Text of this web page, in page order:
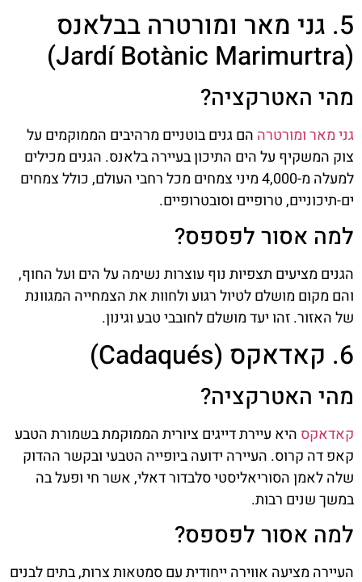
5. גני מאר ומורטרה בבלאנס
(Jardí Botànic Marimurtra)
מהי האטרקציה?
גני מאר ומורטרה הם גנים בוטניים מרהיבים הממוקמים על
צוק המשקיף על הים התיכון בעיירה בלאנס. הגנים מכילים
למעלה מ-4,000 מיני צמחים מכל רחבי העולם, כולל צמחים
ים-תיכוניים, טרופיים וסובטרופיים.
למה אסור לפספס?
הגנים מציעים תצפיות נוף עוצרות נשימה על הים ועל החוף,
והם מקום מושלם לטיול רגוע ולחוות את הצמחייה המגוונת
של האזור. זהו יעד מושלם לחובבי טבע וגינון.
6. קאדאקס (Cadaqués)
מהי האטרקציה?
קאדאקס היא עיירת דייגים ציורית הממוקמת בשמורת הטבע
קאפ דה קרוס. העיירה ידועה ביופייה הטבעי ובקשר ההדוק
שלה לאמן הסוריאליסטי סלבדור דאלי, אשר חי ופעל בה
במשך שנים רבות.
למה אסור לפספס?
העיירה מציעה אווירה ייחודית עם סמטאות צרות, בתים לבנים